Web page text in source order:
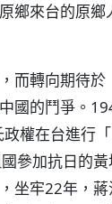
鄉來台的原鄉
而轉向期待於
國的鬥爭。
權在台進行
參加抗日的
坐牢22年，